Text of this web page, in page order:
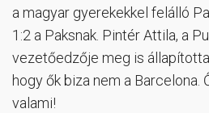
a magyar gyerekekkel felálló
1:2 a Paksnak. Pintér Attila, a
vezetőedzője meg is
hogy ők biza nem a Barcelona.
valami!